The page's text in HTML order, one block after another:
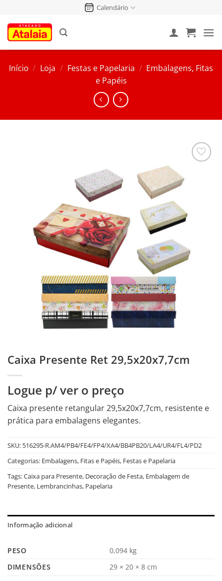
conteúdo
Calendário
Início / Loja / Festas e Papelaria / Embalagens, Fitas
e Papéis
Caixa Presente Ret 29,5x20x7,7cm
Logue p/ ver o preço
Caixa presente retangular 29,5x20x7,7cm, resistente e
prática para embalagens elegantes.
SKU: 516295-R.AM4/PB4/FE4/FP4/XA4/BB4PB20/LA4/UR4/FL4/PD2
Categorias: Embalagens, Fitas e Papéis, Festas e Papelaria
Tags:Caixa para Presente, Decoração de Festa, Embalagem de
Presente, Lembrancinhas, Papelaria
Informação adicional
PESO
0,094 kg
DIMENSÕES
29 × 20 × 8 cm